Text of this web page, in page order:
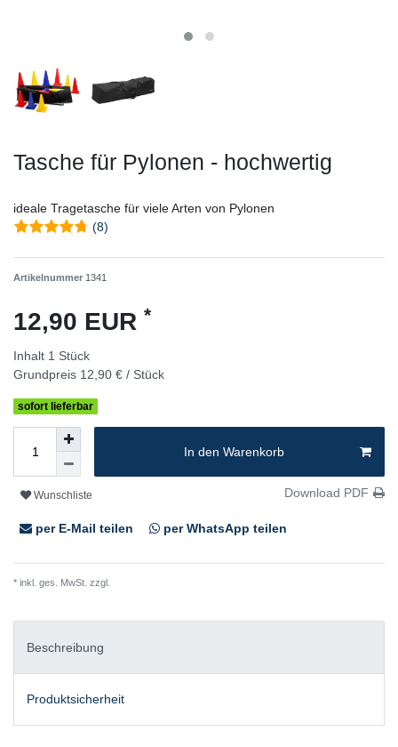
Tasche für Pylonen - hochwertig
ideale Tragetasche für viele Arten von Pylonen
(8)
Artikelnummer 1341
12,90 EUR *
Inhalt 1 Stück
Grundpreis 12,90 € / Stück
sofort lieferbar
In den Warenkorb
Wunschliste Download PDF
per E-Mail teilen per WhatsApp teilen
* inkl. ges. MwSt. zzgl.
Beschreibung
Produktsicherheit